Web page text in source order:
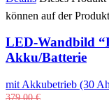
können auf der
LED-Wandbild
Akku/Batterie
mit Akkubetrieb (30
379,00€